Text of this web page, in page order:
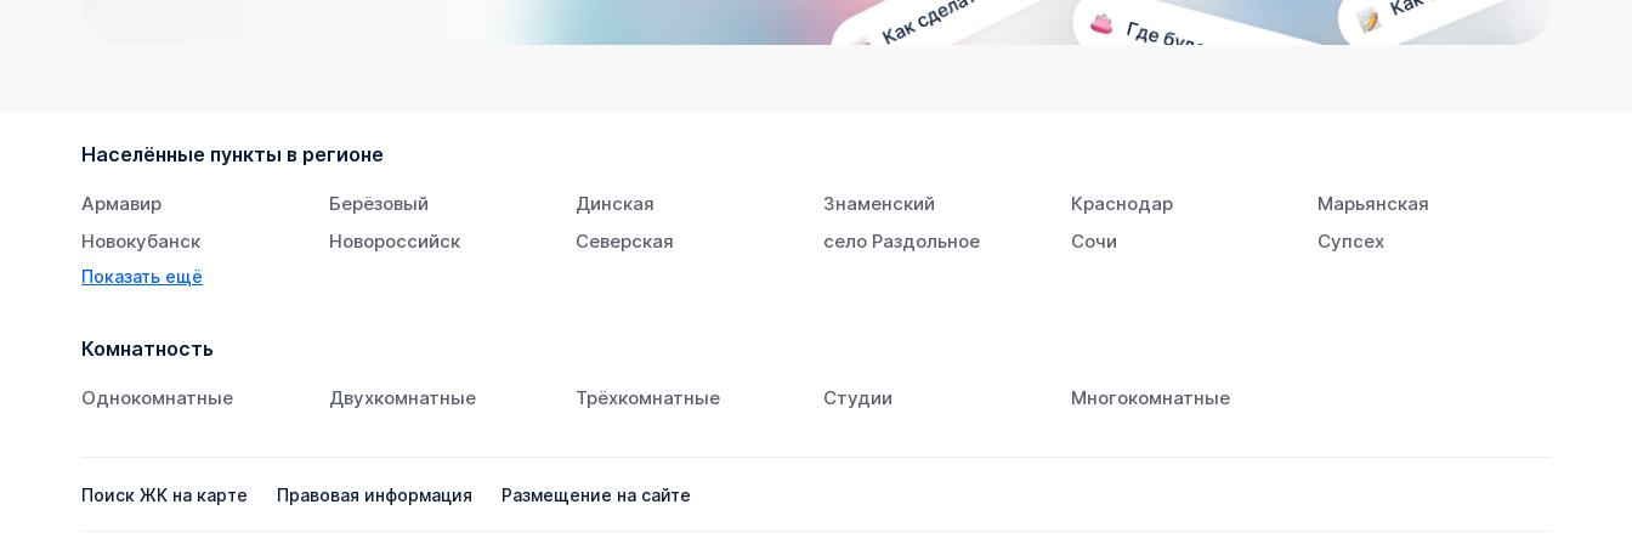
Населённые пункты в регионе
Армавир Берёзовый Динская Знаменский Краснодар
Марьянская
Новокубанск
Новороссийск Северская село Раздольное Сочи
Супсех
Тихорецк
Показать ещё
Комнатность
Однокомнатные Двухкомнатные Трёхкомнатные Студии Многокомнатные
Поиск ЖК на карте Правовая информация Размещение на сайте